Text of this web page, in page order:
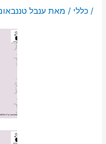
/כללי / מאתענבל